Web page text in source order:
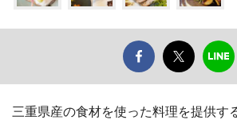
三重県産の食材を使った料理を提供す